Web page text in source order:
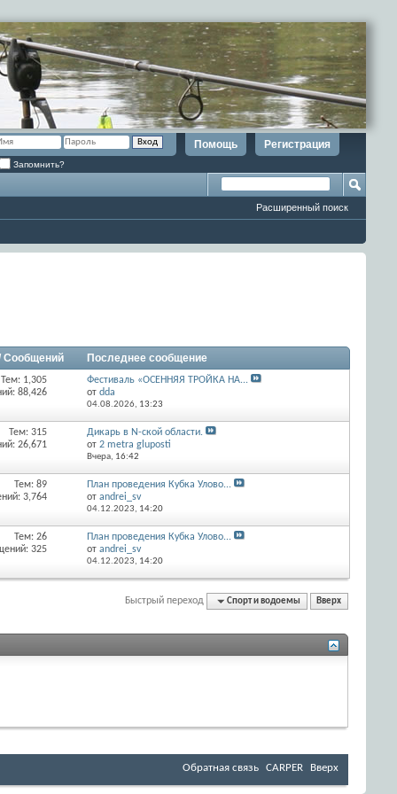
Регистрация
Помощь
Запомнить?
Расширенный поиск
Сообщений Последнее сообщение
Тем: 1,305
88,426
Фестиваль «ОСЕННЯЯ ТРОЙКА НА...
от dda
04.08.2026, 13:23
Тем: 315
26,671
Дикарь в N-ской области.
от 2 metra gluposti
Вчера, 16:42
Тем: 89
3,764
План проведения Кубка Улово...
от andrei_sv
04.12.2023, 14:20
Тем: 26
325
План проведения Кубка Улово...
от andrei_sv
04.12.2023, 14:20
Быстрый переход Спорт и водоемы Вверх
Обратная связь CARPER Вверх